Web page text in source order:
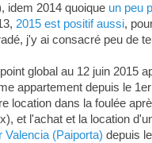
idem 2014 quoique un peu
2015 est positif aussi,
j'y ai consacré peu de
global au 12 juin 2015
appartement depuis le
location dans la foulée
et l'achat et la location
Valencia (Paiporta) depuis